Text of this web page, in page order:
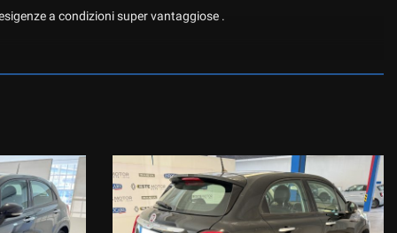
a condizioni super vantaggiose .